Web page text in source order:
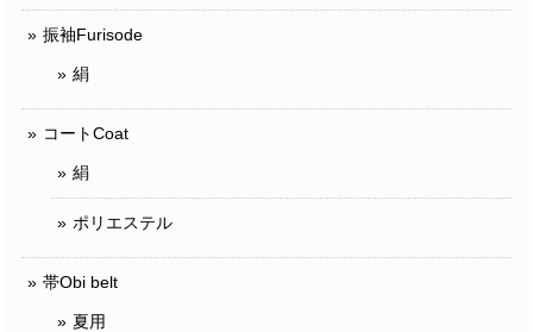
振袖Furisode
絹
コートCoat
絹
ポリエステル
帯Obi belt
夏用